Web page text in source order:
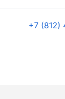
+7 (812)